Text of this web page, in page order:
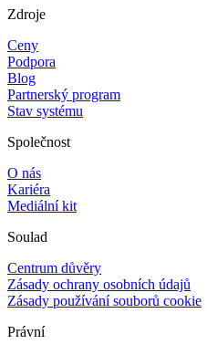
Zdroje
Ceny
Podpora
Blog
Partnerský program
Stav systému
Společnost
O nás
Kariéra
Mediální kit
Soulad
Centrum důvěry
Zásady ochrany osobních údajů
Zásady používání souborů cookie
Právní